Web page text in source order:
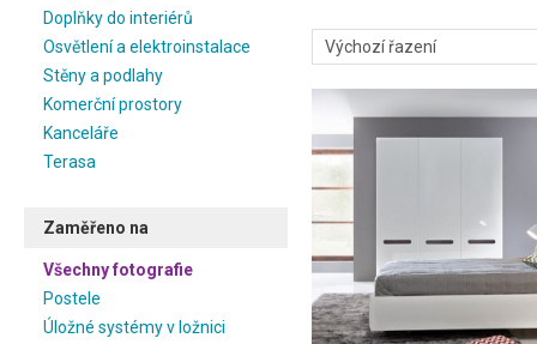
Doplňky do interiérů
Osvětlení a elektroinstalace
Stěny a podlahy
Komerční prostory
Kanceláře
Terasa
Zaměřeno na
Všechny fotografie
Postele
Úložné systémy v ložnici
Moderní styl třeba bude to
je důležité mít dostatek
a případně další moderní
hotových ložnic a inspirujte
Na našem portálu si zvolte
jistě najdete tu správnou
pro Vaši relaxaci a
vhodného dodavatele ve
když si pro ložnici zvolíte